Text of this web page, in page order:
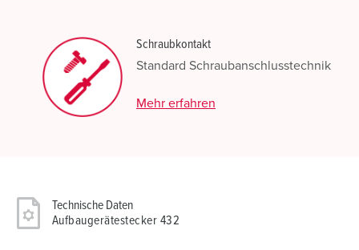
Schraubkontakt
Standard Schraubanschlusstechnik
Mehr erfahren
Technische Daten
Aufbaugerätestecker 432